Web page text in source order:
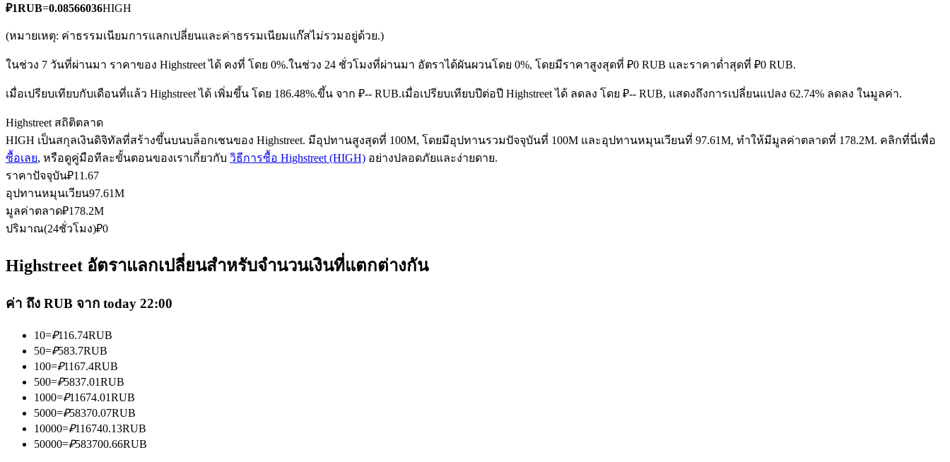
ฟิวเจอร์ส USDC
ฟิวเจอร์สที่ใช้ USDC เป็นหลักประกัน
คัดลอกการซื้อขาย
เข้าร่วมกับเทรดเดอร์ชั้นนำ
₽1RUB=0.08566036HIGH
(หมายเหตุ: ค่าธรรมเนียมการแลกเปลี่ยนและค่าธรรมเนียมแก๊สไม่รวมอยู่ด้วย.)
ในช่วง 7 วันที่ผ่านมา ราคาของ Highstreet ได้ คงที่ โดย 0%.ในช่วง 24 ชั่วโมงที่ผ่านมา อัตราได้ผันผวนโดย 0%, โดยมีราคาสูงสุดที่ ₽0 RUB และราคาต่ำสุดที่ ₽0 RUB.
เมื่อเปรียบเทียบกับเดือนที่แล้ว Highstreet ได้ เพิ่มขึ้น โดย 186.48%.ขึ้น จาก ₽-- RUB.เมื่อเปรียบเทียบปีต่อปี Highstreet ได้ ลดลง โดย ₽-- RUB, แสดงถึงการเปลี่ยนแปลง 62.74% ลดลง ในมูลค่า.
Highstreet สถิติตลาด
HIGH เป็นสกุลเงินดิจิทัลที่สร้างขึ้นบนบล็อกเชนของ Highstreet. มีอุปทานสูงสุดที่ 100M, โดยมีอุปทานรวมปัจจุบันที่ 100M และอุปทานหมุนเวียนที่ 97.61M, ทำให้มีมูลค่าตลาดที่ 178.2M. คลิกที่นี่เพื่อ
ซื้อเลย, หรือดูคู่มือทีละขั้นตอนของเราเกี่ยวกับ วิธีการซื้อ Highstreet (HIGH) อย่างปลอดภัยและง่ายดาย.
ราคาปัจจุบัน₽11.67
อุปทานหมุนเวียน97.61M
มูลค่าตลาด₽178.2M
ปริมาณ(24ชั่วโมง)₽0
Highstreet อัตราแลกเปลี่ยนสำหรับจำนวนเงินที่แตกต่างกัน
ค่า ถึง RUB จาก today 22:00
10=₽116.74RUB
50=₽583.7RUB
100=₽1167.4RUB
500=₽5837.01RUB
1000=₽11674.01RUB
5000=₽58370.07RUB
10000=₽116740.13RUB
50000=₽583700.66RUB